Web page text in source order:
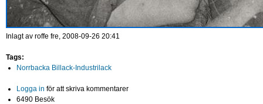
Inlagt av roffe fre, 2008-09-26 20:41
Tags:
Norrbacka Billack-Industrilack
Logga in för att skriva kommentarer
6490 Besök